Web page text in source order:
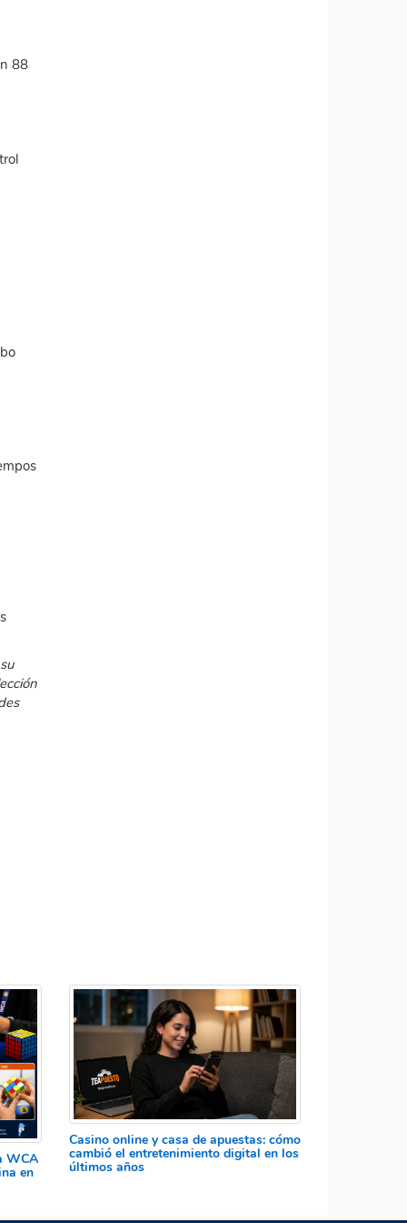
88
WCA
en
Casino online y casa de apuestas: cómo
cambió el entretenimiento digital en los
últimos años